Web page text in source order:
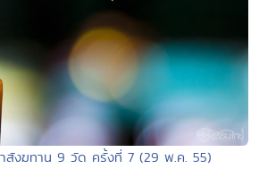
าสังฆทาน 9 วัด ครั้งที่ 7 (29 พ.ค. 55)